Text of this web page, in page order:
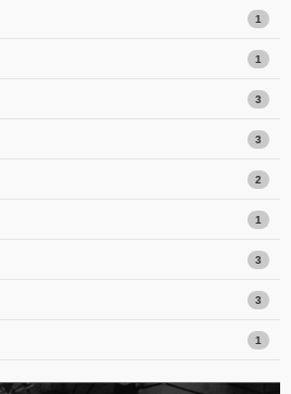
1
1
3
3
2
1
3
3
1